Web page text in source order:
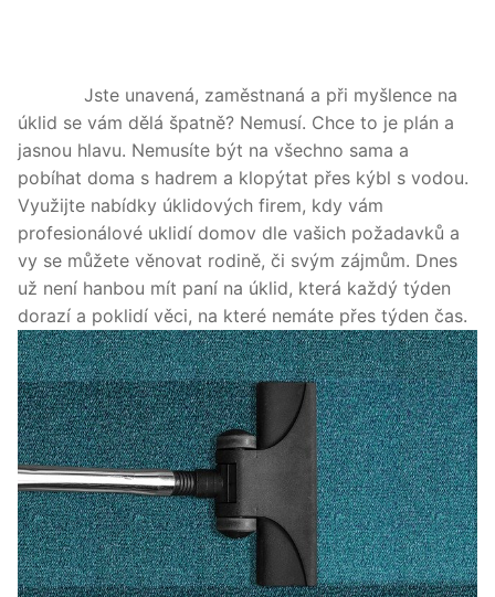
Jste unavená, zaměstnaná a při myšlence na
úklid se vám dělá špatně? Nemusí. Chce to je plán a
jasnou hlavu. Nemusíte být na všechno sama a
pobíhat doma s hadrem a klopýtat přes kýbl s vodou.
Využijte nabídky úklidových firem, kdy vám
profesionálové uklidí domov dle vašich požadavků a
vy se můžete věnovat rodině, či svým zájmům. Dnes
už není hanbou mít paní na úklid, která každý týden
dorazí a poklidí věci, na které nemáte přes týden čas.